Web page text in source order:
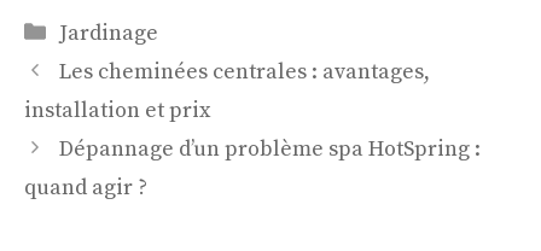
Catégories
Jardinage
Les cheminées centrales : avantages,
installation et prix
Dépannage d’un problème spa HotSpring :
quand agir ?